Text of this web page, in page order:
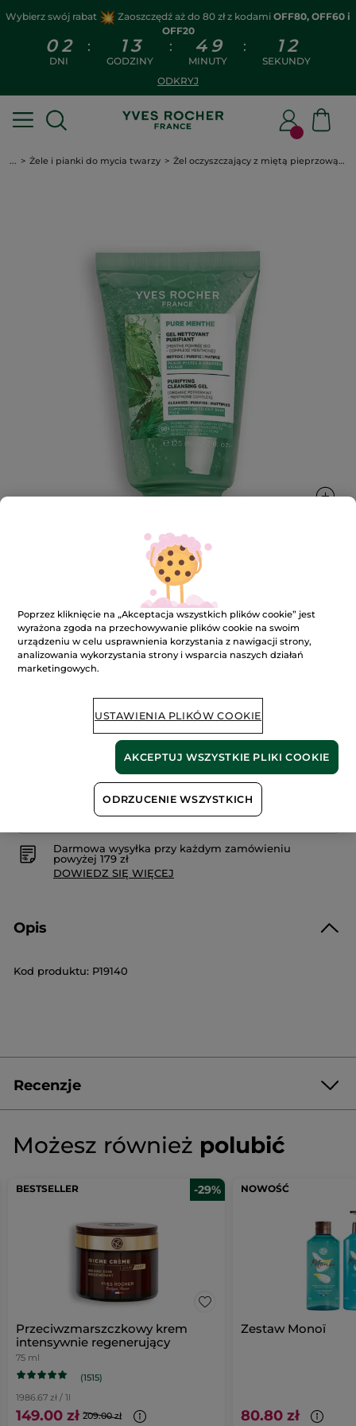
Wybierz swój rabat Zaoszczędź aż do 80 zł z kodami OFF80, OFF60 i
OFF20
0 2
DNI
: 1 3
GODZINY
: 4 9
MINUTY
: 1 2
SEKUNDY
ODKRYJ
... Żele i pianki do mycia twarzy Żel oczyszczający z miętą pieprzową 125 ml
Żel oczyszczający z miętą pieprzową
125 ml
★★★★★
★★★★★
Brak
ocen
DODAJ RECENZJĘ
BRAK W MAGAZYNIE
Bezpieczna płatność
Satysfakcja albo zwrot pieniędzy
Darmowa wysyłka przy każdym zamówieniu
powyżej 179 zł
DOWIEDZ SIĘ WIĘCEJ
Opis
Kod produktu: P19140
Recenzje
★★★★★
★★★★★
Brak
DODAJ RECENZJĘ
Możesz również polubić
BESTSELLER -29%
Przeciwzmarszczkowy krem
intensywnie regenerujący
75 ml
(1515)
1986.67 zł / 1l
149.00 zł 209.00 zł
NOWOŚĆ
Zestaw Monoï
80.80 zł
Poprzez kliknięcie na „Akceptacja wszystkich plików cookie” jest
wyrażona zgoda na przechowywanie plików cookie na swoim
urządzeniu w celu usprawnienia korzystania z nawigacji strony,
analizowania wykorzystania strony i wsparcia naszych działań
marketingowych.
USTAWIENIA PLIKÓW COOKIE
ODRZUCENIE WSZYSTKICH
AKCEPTUJ WSZYSTKIE PLIKI COOKIE